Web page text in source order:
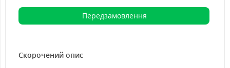
Передзамовлення
Скорочений опис